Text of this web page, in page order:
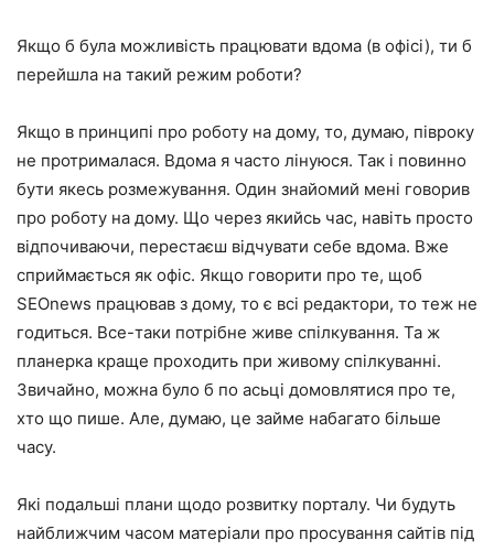
Якщо б була можливість працювати вдома (в офісі), ти б
перейшла на такий режим роботи?
Якщо в принципі про роботу на дому, то, думаю, півроку
не протрималася. Вдома я часто лінуюся. Так і повинно
бути якесь розмежування. Один знайомий мені говорив
про роботу на дому. Що через якийсь час, навіть просто
відпочиваючи, перестаєш відчувати себе вдома. Вже
сприймається як офіс. Якщо говорити про те, щоб
SEOnews працював з дому, то є всі редактори, то теж не
годиться. Все-таки потрібне живе спілкування. Та ж
планерка краще проходить при живому спілкуванні.
Звичайно, можна було б по асьці домовлятися про те,
хто що пише. Але, думаю, це займе набагато більше
часу.
Які подальші плани щодо розвитку порталу. Чи будуть
найближчим часом матеріали про просування сайтів під